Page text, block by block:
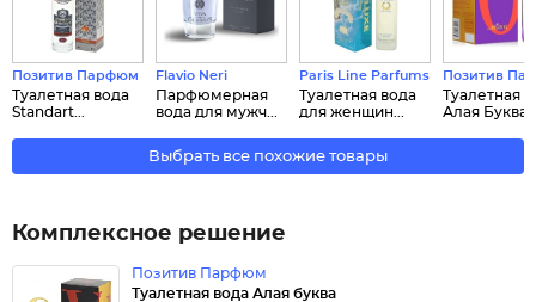
Позитив Парфюм
Туалетная вода
Standart...
Flavio Neri
Парфюмерная
вода для мужч...
Paris Line Parfums
Туалетная вода
для женщин...
Позитив
Туалетная
Алая
Выбрать все похожие товары
Комплексное решение
Позитив Парфюм
Туалетная вода Алая буква